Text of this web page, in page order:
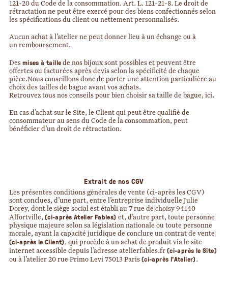
121-20 du Code de la consommation. Art. L. 121-21-8. Le droit de
rétractation ne peut être exercé pour des biens confectionnés selon
les spécifications du client ou nettement personnalisés.
Aucun achat à l’atelier ne peut donner lieu à un échange ou à
un remboursement.
Des mises à taille de nos bijoux sont possibles et peuvent être
offertes ou facturées après devis selon la spécificité de chaque
pièce.Nous conseillons donc de porter une attention particulière au
choix des tailles de bague avant vos achats.
Retrouvez tous nos conseils pour bien choisir sa taille de bague, ici.
En cas d’achat sur le Site, le Client qui peut être qualifié de
consommateur au sens du Code de la consommation, peut
bénéficier d’un droit de rétractation.
Extrait de nos CGV
Les présentes conditions générales de vente (ci-après les CGV)
sont conclues, d’une part, entre l’entreprise individuelle Julie
Dorey, dont le siège social est établi au 7 rue de choisy 94140
Alfortville, (ci-après Atelier Fables) et, d’autre part, toute personne
physique majeure selon sa législation nationale ou toute personne
morale, ayant la capacité juridique de conclure un contrat de vente
(ci-après le Client) , qui procède à un achat de produit via le site
internet accessible depuis l’adresse atelierfables.fr (ci-après le Site)
ou à l’atelier 20 rue Primo Levi 75013 Paris (ci-après l’Atelier) .